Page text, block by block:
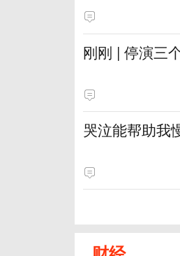
刚刚 | 停演三
哭泣能帮助我